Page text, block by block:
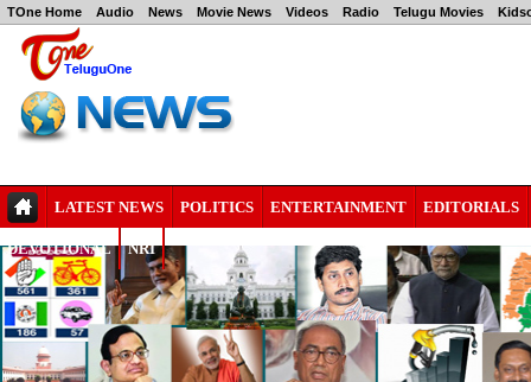
TOne Home Audio News Movie News Videos Radio Telugu Movies
LATEST NEWS POLITICS ENTERTAINMENT EDITORIALS
DEVOTIONAL NRI